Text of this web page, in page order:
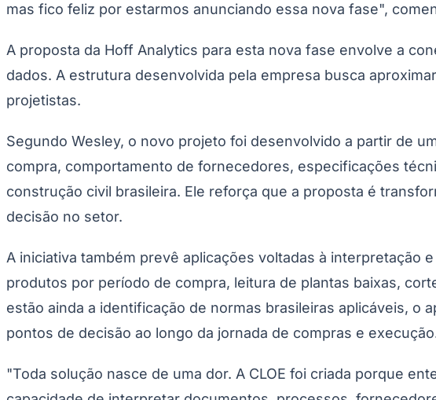
mas fico feliz por estarmos anunciando essa nova fase",
A proposta da Hoff Analytics para esta nova fase envolve a
dados. A estrutura desenvolvida pela empresa busca
projetistas.
Segundo Wesley, o novo projeto foi desenvolvido a partir de
compra, comportamento de fornecedores, especificações
construção civil brasileira. Ele reforça que a proposta é
decisão no setor.
A iniciativa também prevê aplicações voltadas à interpretação
produtos por período de compra, leitura de plantas baixas,
estão ainda a identificação de normas brasileiras aplicáveis, o
pontos de decisão ao longo da jornada de compras e
"Toda solução nasce de uma dor. A CLOE foi criada porque